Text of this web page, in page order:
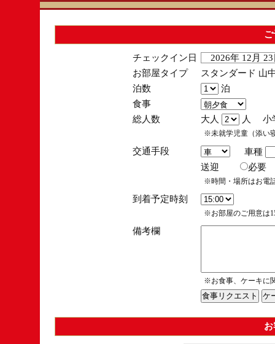
チェックイン日
2026年 12月
お部屋タイプ
スタンダード 山
泊数
泊
食事
総人数
大人 人 小
※未就学児童（添い
交通手段
車種
送迎
必
※時間・場所はお電
到着予定時刻
※お部屋のご用意は
備考欄
※お食事、ケーキに